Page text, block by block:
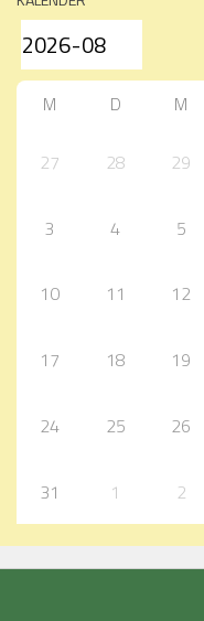
M D M
27 28 29
3 4 5
10 11 12
17 18 19
24 25 26
31 1 2